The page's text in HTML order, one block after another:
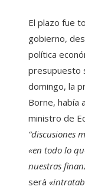
El plazo fue
gobierno,
política
presupuesto
domingo, la
Borne, había
ministro de
“discusiones
«en todo lo
nuestras
será